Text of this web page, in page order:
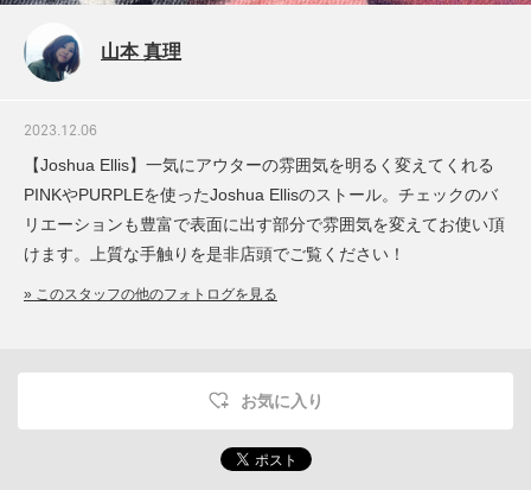
山本 真理
2023.12.06
【Joshua Ellis】一気にアウターの雰囲気を明るく変えてくれる
PINKやPURPLEを使ったJoshua Ellisのストール。チェックのバ
リエーションも豊富で表面に出す部分で雰囲気を変えてお使い頂
けます。上質な手触りを是非店頭でご覧ください！
» このスタッフの他のフォトログを見る
お気に入り